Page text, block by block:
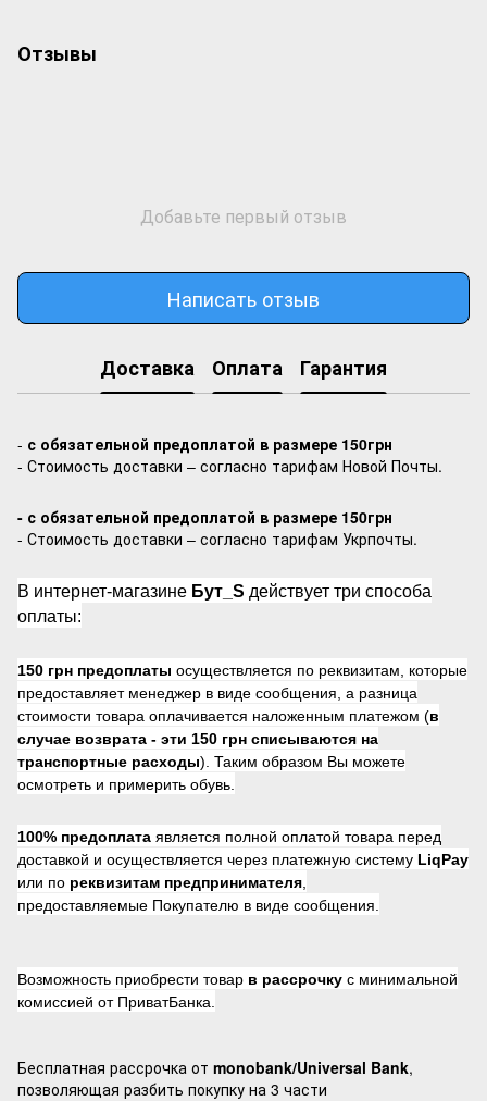
Отзывы
Добавьте первый отзыв
Написать отзыв
Доставка Оплата Гарантия
- с обязательной предоплатой в размере 150грн
- Стоимость доставки – согласно тарифам Новой Почты.
- с обязательной предоплатой в размере 150грн
- Стоимость доставки – согласно тарифам Укрпочты.
В интернет-магазине Бут_S действует три способа
оплаты:
150 грн предоплаты осуществляется по реквизитам, которые
предоставляет менеджер в виде сообщения, а разница
стоимости товара оплачивается наложенным платежом (в
случае возврата - эти 150 грн списываются на
транспортные расходы). Таким образом Вы можете
осмотреть и примерить обувь.
100% предоплата является полной оплатой товара перед
доставкой и осуществляется через платежную систему LiqPay
или по реквизитам предпринимателя
предоставляемые Покупателю в виде сообщения.
Возможность приобрести товар в рассрочку с минимальной
комиссией от ПриватБанка.
Бесплатная рассрочка от monobank/Universal Bank,
позволяющая разбить покупку на 3 части